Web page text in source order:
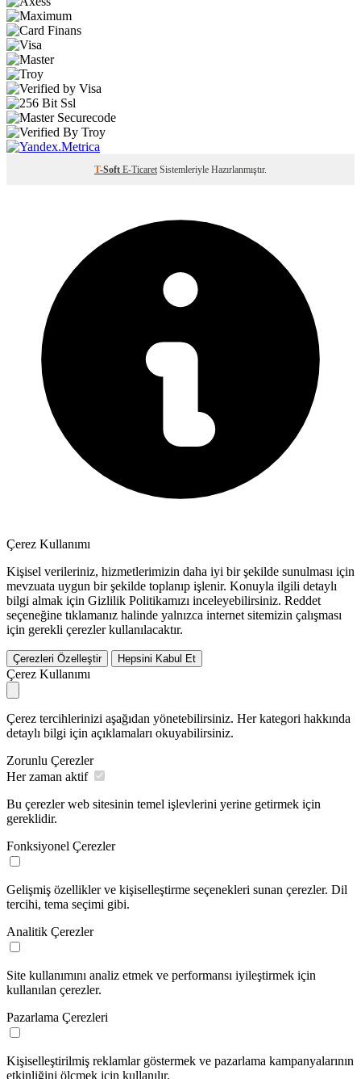
T-Soft E-Ticaret Sistemleriyle Hazırlanmıştır.
Çerez Kullanımı
Kişisel verileriniz, hizmetlerimizin daha iyi bir şekilde sunulması için
mevzuata uygun bir şekilde toplanıp işlenir. Konuyla ilgili detaylı
bilgi almak için Gizlilik Politikamızı inceleyebilirsiniz. Reddet
seçeneğine tıklamanız halinde yalnızca internet sitemizin çalışması
için gerekli çerezler kullanılacaktır.
Çerezleri Özelleştir Hepsini Kabul Et
Çerez Kullanımı
Çerez tercihlerinizi aşağıdan yönetebilirsiniz. Her kategori hakkında
detaylı bilgi için açıklamaları okuyabilirsiniz.
Zorunlu Çerezler
Her zaman aktif
Bu çerezler web sitesinin temel işlevlerini yerine getirmek için
gereklidir.
Fonksiyonel Çerezler
Gelişmiş özellikler ve kişiselleştirme seçenekleri sunan çerezler. Dil
tercihi, tema seçimi gibi.
Analitik Çerezler
Site kullanımını analiz etmek ve performansı iyileştirmek için
kullanılan çerezler.
Pazarlama Çerezleri
Kişiselleştirilmiş reklamlar göstermek ve pazarlama kampanyalarının
etkinliğini ölçmek için kullanılır.